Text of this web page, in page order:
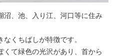
沼、池、入り江、河口等に住み
くちばしが特徴です。
くて緑色の光沢があり、首から